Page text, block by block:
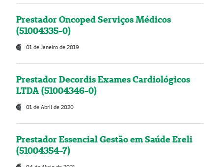
Prestador Oncoped Serviços Médicos
(51004335-0)
01 de Janeiro de 2019
Prestador Decordis Exames Cardiológicos
LTDA (51004346-0)
01 de Abril de 2020
Prestador Essencial Gestão em Saúde Ereli
(51004354-7)